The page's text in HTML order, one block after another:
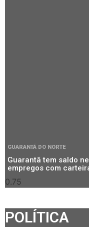
GUARANTÃ DO NORTE
Guarantã tem saldo
empregos com
POLÍTICA